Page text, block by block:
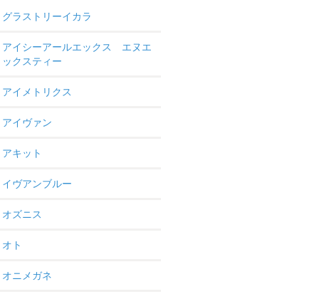
グラストリーイカラ
アイシーアールエックス エヌエ
ックスティー
アイメトリクス
アイヴァン
アキット
イヴアンブルー
オズニス
オト
オニメガネ